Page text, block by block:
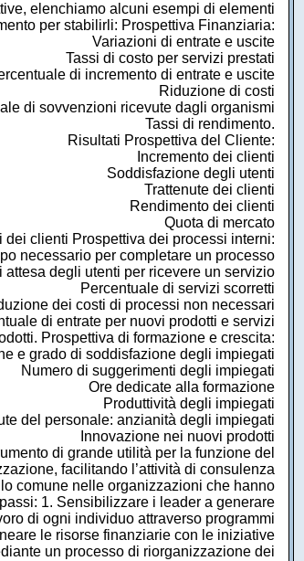
elenchiamo alcuni esempi di elementi
per stabilirli: Prospettiva Finanziaria:
Variazioni di entrate e uscite
Tassi di costo per servizi prestati
di incremento di entrate e uscite
Riduzione di costi
di sovvenzioni ricevute dagli organismi
Tassi di rendimento.
Risultati Prospettiva del Cliente:
Incremento dei clienti
Soddisfazione degli utenti
Trattenute dei clienti
Rendimento dei clienti
Quota di mercato
clienti Prospettiva dei processi interni:
necessario per completare un processo
attesa degli utenti per ricevere un servizio
Percentuale di servizi scorretti
dei costi di processi non necessari
di entrate per nuovi prodotti e servizi
Prospettiva di formazione e crescita:
e grado di soddisfazione degli impiegati
Numero di suggerimenti degli impiegati
Ore dedicate alla formazione
Produttività degli impiegati
del personale: anzianità degli impiegati
Innovazione nei nuovi prodotti
di grande utilità per la funzione del
facilitando l’attività di consulenza
comune nelle organizzazioni che hanno
1. Sensibilizzare i leader a generare
di ogni individuo attraverso programmi
le risorse finanziarie con le iniziative
un processo di riorganizzazione dei